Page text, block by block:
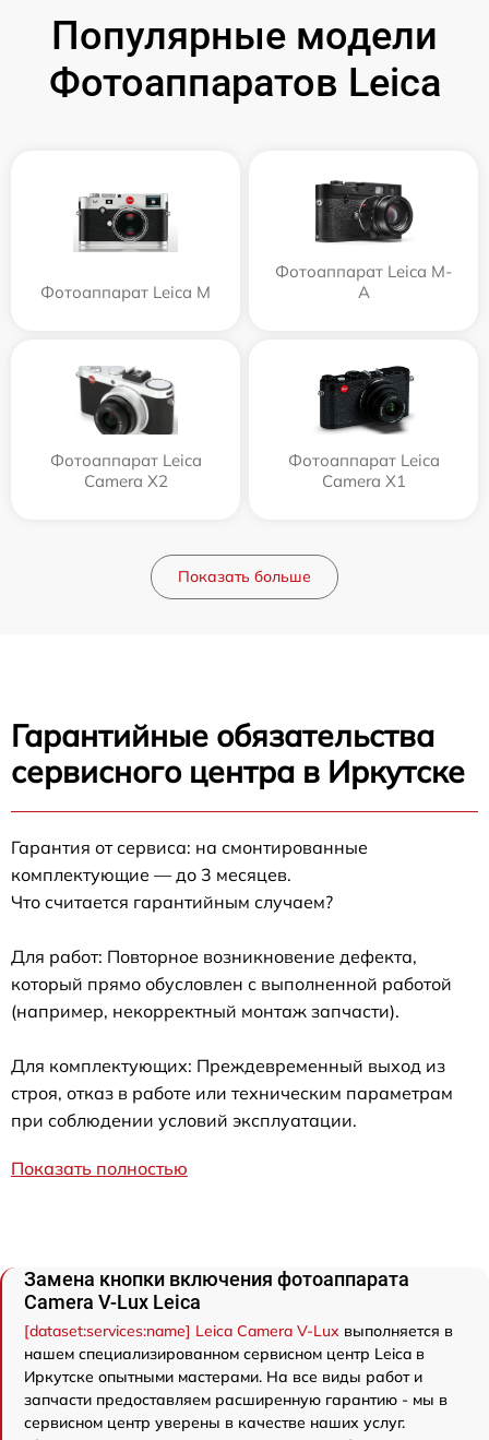
Популярные модели
Фотоаппаратов Leica
Фотоаппарат Leica M
Фотоаппарат Leica M-
A
Фотоаппарат Leica
Camera X2
Фотоаппарат Leica
Camera X1
Показать больше
Гарантийные обязательства
сервисного центра в Иркутске
Гарантия от сервиса: на смонтированные
комплектующие — до 3 месяцев.
Что считается гарантийным случаем?
Для работ: Повторное возникновение дефекта,
который прямо обусловлен с выполненной работой
(например, некорректный монтаж запчасти).
Для комплектующих: Преждевременный выход из
строя, отказ в работе или техническим параметрам
при соблюдении условий эксплуатации.
Показать полностью
Замена кнопки включения фотоаппарата
Camera V-Lux Leica
[dataset:services:name] Leica Camera V-Lux выполняется в
нашем специализированном сервисном центр Leica в
Иркутске опытными мастерами. На все виды работ и
запчасти предоставляем расширенную гарантию - мы в
сервисном центр уверены в качестве наших услуг.